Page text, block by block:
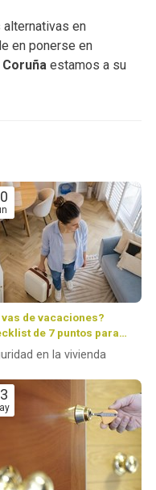
alternativas en
en ponerse en
Coruña estamos a su
vas de vacaciones?
de 7 puntos para
tu casa 100 % protegida
en la vivienda